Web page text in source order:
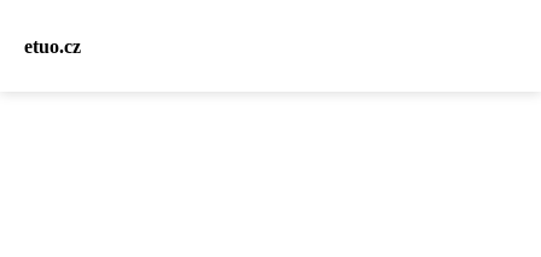
etuo.cz